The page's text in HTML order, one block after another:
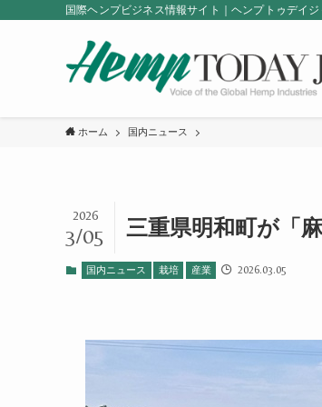
国際ヘンプビジネス情報サイト｜ヘンプトゥデイジ
ホーム 国内ニュース
三重県明和町が「
2026
3/05
国内ニュース 栽培 産業 2026.03.05